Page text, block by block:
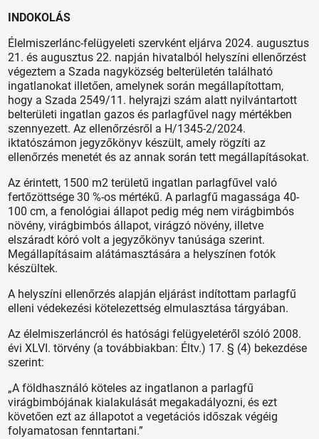
INDOKOLÁS
Élelmiszerlánc-felügyeleti szervként eljárva 2024. augusztus
21. és augusztus 22. napján hivatalból helyszíni ellenőrzést
végeztem a Szada nagyközség belterületén található
ingatlanokat illetően, amelynek során megállapítottam,
hogy a Szada 2549/11. helyrajzi szám alatt nyilvántartott
belterületi ingatlan gazos és parlagfűvel nagy mértékben
szennyezett. Az ellenőrzésről a H/1345-2/2024.
iktatószámon jegyzőkönyv készült, amely rögzíti az
ellenőrzés menetét és az annak során tett megállapításokat.
Az érintett, 1500 m2 területű ingatlan parlagfűvel való
fertőzöttsége 30 %-os mértékű. A parlagfű magassága 40-
100 cm, a fenológiai állapot pedig még nem virágbimbós
növény, virágbimbós állapot, virágzó növény, illetve
elszáradt kóró volt a jegyzőkönyv tanúsága szerint.
Megállapításaim alátámasztására a helyszínen fotók
készültek.
A helyszíni ellenőrzés alapján eljárást indítottam parlagfű
elleni védekezési kötelezettség elmulasztása tárgyában.
Az élelmiszerláncról és hatósági felügyeletéről szóló 2008.
évi XLVI. törvény (a továbbiakban: Éltv.) 17. § (4) bekezdése
szerint:
„A földhasználó köteles az ingatlanon a parlagfű
virágbimbójának kialakulását megakadályozni, és ezt
követően ezt az állapotot a vegetációs időszak végéig
folyamatosan fenntartani.”